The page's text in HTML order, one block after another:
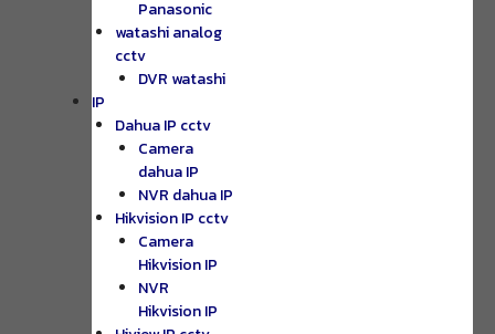
Panasonic
watashi analog
cctv
DVR watashi
IP
Dahua IP cctv
Camera
dahua IP
NVR dahua IP
Hikvision IP cctv
Camera
Hikvision IP
NVR
Hikvision IP